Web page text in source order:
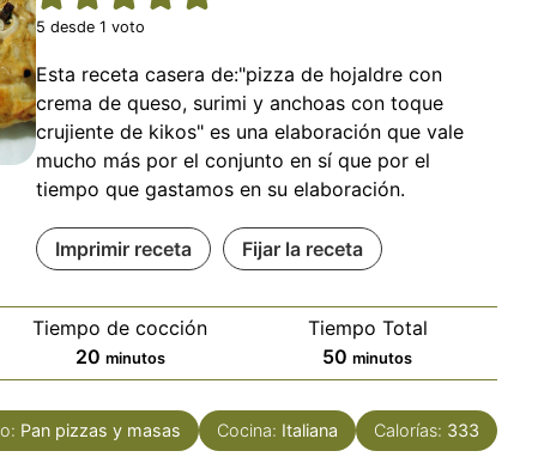
5 desde 1 voto
Esta receta casera de:"pizza de hojaldre con
crema de queso, surimi y anchoas con toque
crujiente de kikos" es una elaboración que vale
mucho más por el conjunto en sí que por el
tiempo que gastamos en su elaboración.
Imprimir receta Fijar la receta
Tiempo de cocción
20minutos
minutos
Tiempo Total
50 minutos
minutos
Pan pizzas y masas Cocina: Italiana Calorías: 333